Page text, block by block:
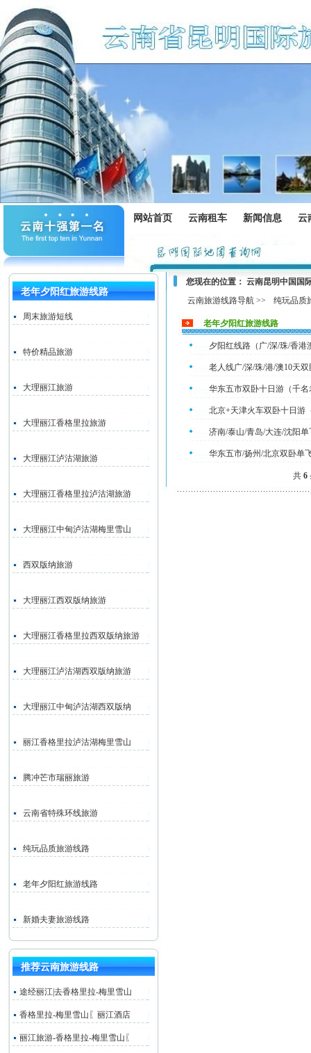
网站首页 云南租车 新闻信息 云
老年夕阳红旅游线路
周末旅游短线
特价精品旅游
大理丽江旅游
大理丽江香格里拉旅游
大理丽江泸沽湖旅游
大理丽江香格里拉泸沽湖旅游
大理丽江中甸泸沽湖梅里雪山
西双版纳旅游
大理丽江西双版纳旅游
大理丽江香格里拉西双版纳旅游
大理丽江泸沽湖西双版纳旅游
大理丽江中甸泸沽湖西双版纳
丽江香格里拉泸沽湖梅里雪山
腾冲芒市瑞丽旅游
云南省特殊环线旅游
纯玩品质旅游线路
老年夕阳红旅游线路
新婚夫妻旅游线路
推荐云南旅游线路
途经丽江|去香格里拉-梅里雪山
香格里拉-梅里雪山〖丽江酒店
丽江旅游-香格里拉-梅里雪山〖
您现在的位置： 云南昆明中国国
云南旅游线路导航 >>
纯玩品质
老年夕阳红旅游线路
夕阳红线路（广/深/珠/香港
老人线广/深/珠/港/澳10天
华东五市双卧十日游（千
北京+天津火车双卧十日游
济南/泰山/青岛/大连/沈阳
华东五市/扬州/北京双卧单
共 6